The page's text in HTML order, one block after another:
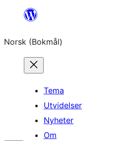
Hopp
innhold
Norsk (Bokmål)
Tema
Utvidelser
Nyheter
Om